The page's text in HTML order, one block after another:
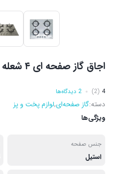
اجاق گاز صفحه ای ۴ شعله کندی مدل CFX64P
4
(2) 2 دیدگاه‌ها
دسته:گاز صفحه‌ای,لوازم پخت و پز
ویژگی‌ها
جنس صفحه
استیل